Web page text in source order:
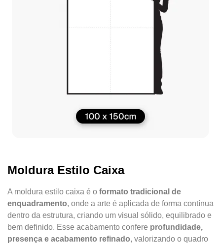
Moldura Estilo Caixa
A moldura estilo caixa é o formato tradicional de
enquadramento, onde a arte é aplicada de forma contínua
dentro da estrutura, criando um visual sólido, equilibrado e
bem definido. Esse acabamento confere profundidade,
presença e acabamento refinado, valorizando o quadro